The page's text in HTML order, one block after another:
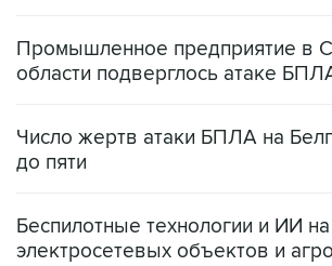
Промышленное предприятие в
области подверглось атаке
Число жертв атаки БПЛА на
до пяти
Беспилотные технологии и ИИ
электросетевых объектов и